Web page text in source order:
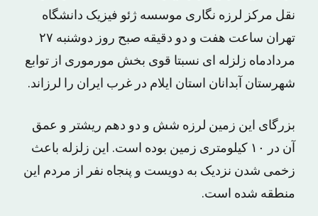
نقل مرکز لرزه نگاری موسسه ژئو فیزیک دانشگاه
تهران ساعت هفت و دو دقیقه صبح روز دوشنبه ۲۷
مردادماه زلزله ای نسبتا قوی بخش مورموری از توابع
شهرستان آبدانان استان ایلام در غرب ایران را لرزاند.
بزرگای این زمین لرزه شش و دو دهم ریشتر و عمق
آن در ۱۰ کیلومتری زمین بوده است. این زلزله باعث
زخمی شدن نزدیک به دویست و پنجاه نفر از مردم این
منطقه شده است.